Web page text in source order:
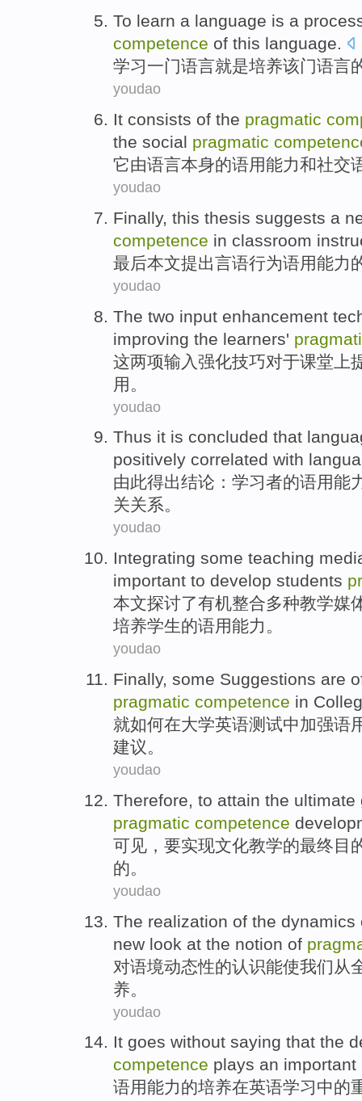
To learn a language is a
competence of this language.
学习一门语言就是培养该门语言
youdao
It consists of the pragmatic
the social pragmatic
它由语言本身的语用能力和社交
youdao
Finally, this thesis suggests a
competence in classroom
最后本文提出言语行为语用能力
youdao
The two input enhancement
improving the learners'
这两项输入 强化技巧对于课堂 上
用 。
youdao
Thus it is concluded that
positively correlated with
由此得出结论： 学习者的语用能
关关系。
youdao
Integrating some teaching
important to develop students
本文探讨了有机整合多种教学媒
培养学生的语用能力。
youdao
Finally, some Suggestions are
pragmatic competence in
就如何在大学英语测试中加强语
建议。
youdao
Therefore, to attain the ultimate
pragmatic competence
可见 ， 要实现文化教学的最终目
的。
youdao
The realization of the dynamics
new look at the notion of
对语境动态性的认识能使我们 从
养。
youdao
It goes without saying that the
competence plays an important
语用能力的培养在英语学习中的